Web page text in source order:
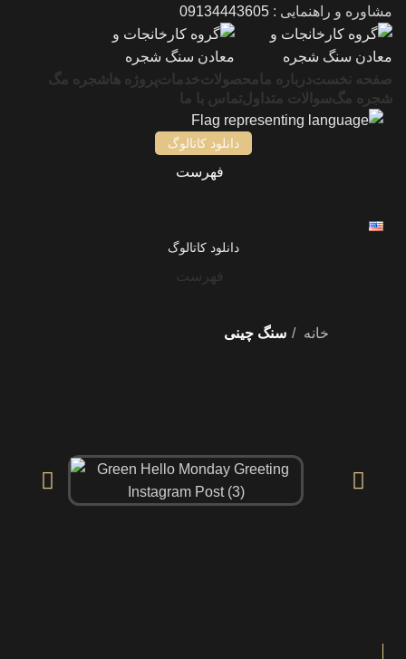
مشاوره و راهنمایی : 09134443605
صفحه نخستدرباره ما محصولاتخدماتپروژه ها شجره مگ
شجره مگسوالات متداولتماس با ما
دانلود کاتالوگ
فهرست
دانلود کاتالوگ
فهرست
خانه سنگ چینی